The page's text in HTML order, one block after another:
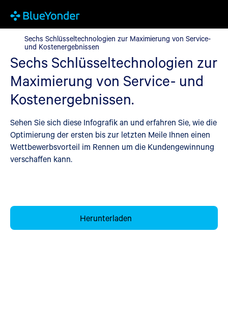
Sechs Schlüsseltechnologien zur Maximierung von Service-
Sechs Schlüsseltechnologien zur Maximierung von Service-
und Kostenergebnissen
Sechs Schlüsseltechnologien zur
Maximierung von Service- und
Kostenergebnissen.
Sehen Sie sich diese Infografik an und erfahren Sie, wie die
Optimierung der ersten bis zur letzten Meile Ihnen einen
Wettbewerbsvorteil im Rennen um die Kundengewinnung
verschaffen kann.
Herunterladen